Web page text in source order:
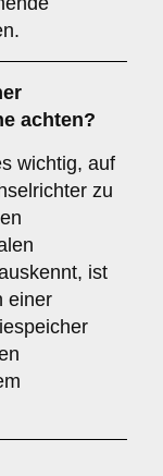
achten?
wichtig, auf
zu
ist
einer